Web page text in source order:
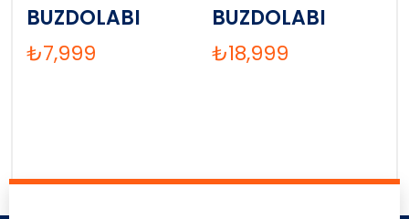
BUZDOLABI
₺7,999
BUZDOLABI
₺18,999